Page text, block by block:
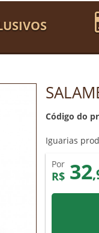
Código do
Iguarias
Por
R$ 32